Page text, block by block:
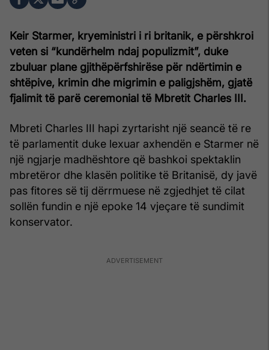
Keir Starmer, kryeministri i ri britanik, e përshkroi
veten si “kundërhelm ndaj populizmit”, duke
zbuluar plane gjithëpërfshirëse për ndërtimin e
shtëpive, krimin dhe migrimin e paligjshëm, gjatë
fjalimit të parë ceremonial të Mbretit Charles III.
Mbreti Charles III hapi zyrtarisht një seancë të re
të parlamentit duke lexuar axhendën e Starmer në
një ngjarje madhështore që bashkoi spektaklin
mbretëror dhe klasën politike të Britanisë, dy javë
pas fitores së tij dërrmuese në zgjedhjet të cilat
sollën fundin e një epoke 14 vjeçare të sundimit
konservator.